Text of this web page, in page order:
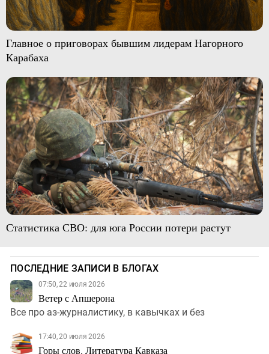
Главное о приговорах бывшим лидерам Нагорного
Карабаха
Статистика СВО: для юга России потери растут
ПОСЛЕДНИЕ ЗАПИСИ В БЛОГАХ
07:50, 22 июля 2026
Ветер с Апшерона
Все про аз-журналистику, в кавычках и без
17:40, 20 июля 2026
Горы слов. Литература Кавказа